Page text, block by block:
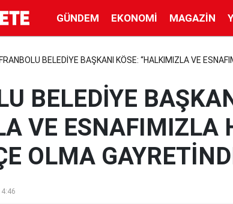
GÜNDEM EKONOMI MAGAZIN
BELEDİYE BAŞKANI KÖSE: “HALKIMIZLA VE
BELEDİYE
VE ESNAFIMIZLA
OLMA